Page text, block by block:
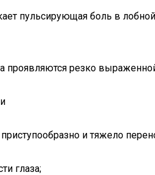
пульсирующая боль в
проявляются резко
и тяжело
глаза;